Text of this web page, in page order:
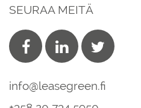
SEURAA MEITÄ
info@leasegreen.fi